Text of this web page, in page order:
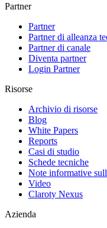
Partner
Partner
Partner di alleanza
Partner di canale
Diventa partner
Login Partner
Risorse
Archivio di risorse
Blog
White Papers
Reports
Casi di studio
Schede tecniche
Note informative
Video
Claroty Nexus
Azienda